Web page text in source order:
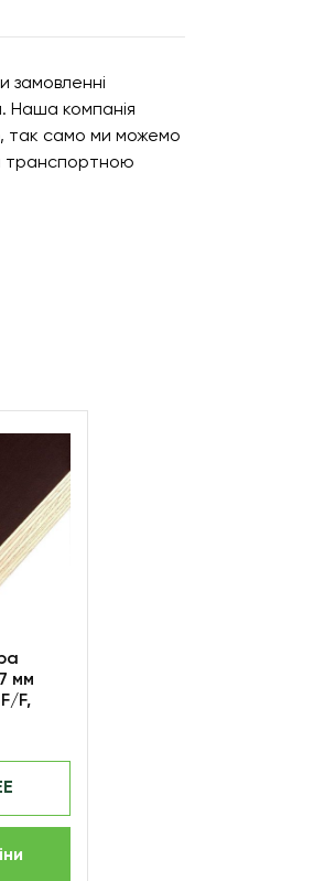
замовленні
Наша компанія
так само ми можемо
транспортною
мм
F,